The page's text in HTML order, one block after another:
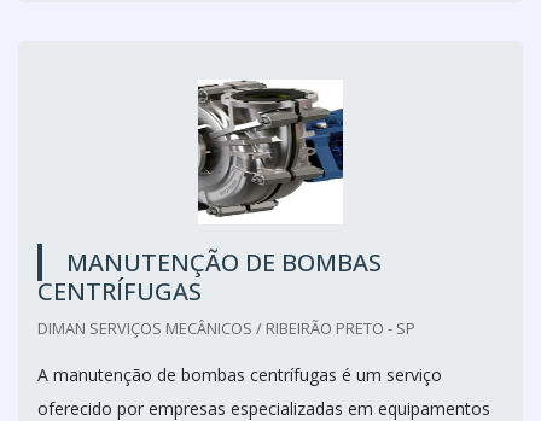
MANUTENÇÃO DE BOMBAS
CENTRÍFUGAS
DIMAN SERVIÇOS MECÂNICOS / RIBEIRÃO PRETO - SP
A manutenção de bombas centrífugas é um serviço
oferecido por empresas especializadas em equipamentos